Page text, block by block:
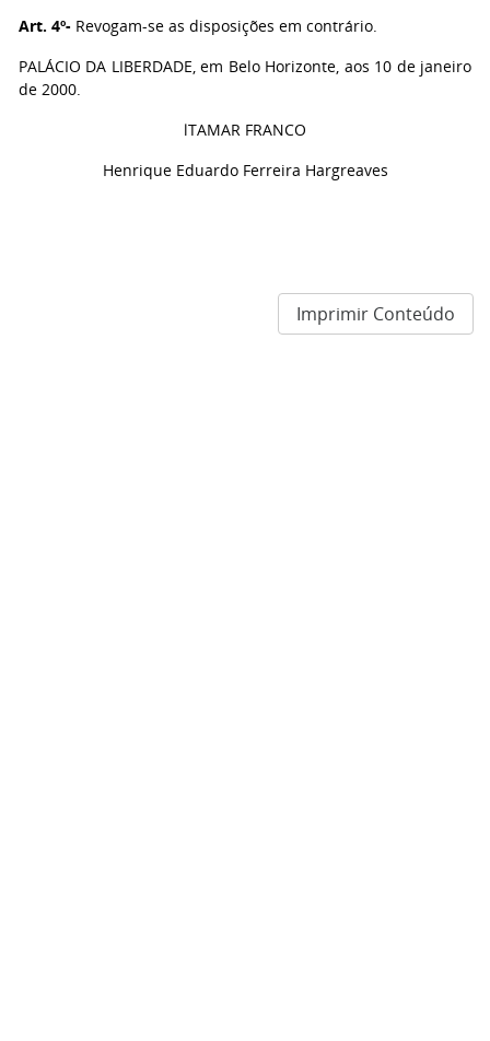
Art. 4º- Revogam-se as disposições em contrário.
PALÁCIO DA LIBERDADE, em Belo Horizonte, aos 10 de janeiro
de 2000.
lTAMAR FRANCO
Henrique Eduardo Ferreira Hargreaves
Imprimir Conteúdo